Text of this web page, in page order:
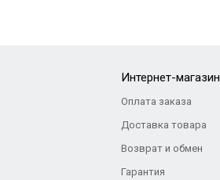
Интернет-магазин
Оплата заказа
Доставка товара
Возврат и обмен
Гарантия